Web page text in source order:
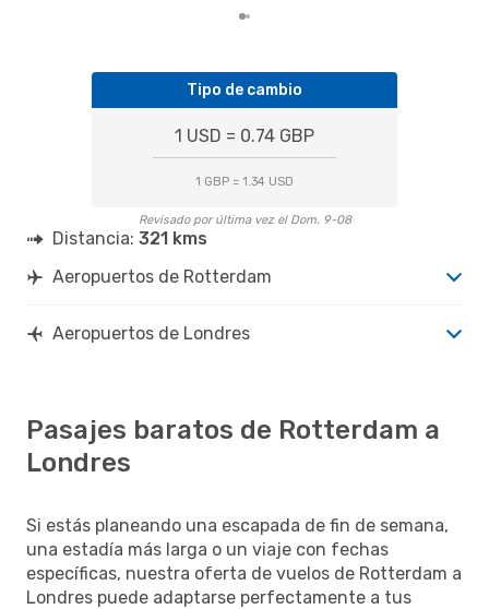
Tipo de cambio
1 USD = 0.74 GBP
1 GBP = 1.34 USD
Revisado por última vez el Dom. 9-08
Distancia: 321 kms
Aeropuertos de Rotterdam
Aeropuertos de Londres
Pasajes baratos de Rotterdam a
Londres
Si estás planeando una escapada de fin de semana,
una estadía más larga o un viaje con fechas
específicas, nuestra oferta de vuelos de Rotterdam a
Londres puede adaptarse perfectamente a tus